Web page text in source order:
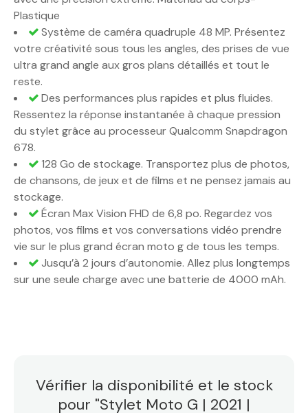
Plastique
Système de caméra quadruple 48 MP. Présentez
votre créativité sous tous les angles, des prises de vue
ultra grand angle aux gros plans détaillés et tout le
reste.
Des performances plus rapides et plus fluides.
Ressentez la réponse instantanée à chaque pression
du stylet grâce au processeur Qualcomm Snapdragon
678.
128 Go de stockage. Transportez plus de photos,
de chansons, de jeux et de films et ne pensez jamais au
stockage.
Écran Max Vision FHD de 6,8 po. Regardez vos
photos, vos films et vos conversations vidéo prendre
vie sur le plus grand écran moto g de tous les temps.
Jusqu’à 2 jours d’autonomie. Allez plus longtemps
sur une seule charge avec une batterie de 4000 mAh.
Vérifier la disponibilité et le stock
pour "Stylet Moto G | 2021 |